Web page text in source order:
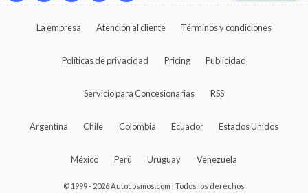
La empresa Atención al cliente Términos y condiciones
Políticas de privacidad Pricing Publicidad
Servicio para Concesionarias RSS
Argentina Chile Colombia Ecuador Estados Unidos
México Perú Uruguay Venezuela
© 1999 - 2026 Autocosmos.com | Todos los derechos